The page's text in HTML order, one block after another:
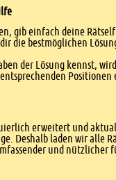
gib einfach deine
die bestmöglichen
der Lösung kennst,
erweitert und
Deshalb laden wir alle
und nützlicher